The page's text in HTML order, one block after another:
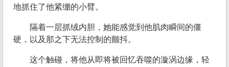
地抓住了他紧绷的小臂。
隔着一层抓绒内胆，她能感觉到他肌肉瞬间的僵
硬，以及那之下无法控制的颤抖。
这个触碰，将他从即将被回忆吞噬的漩涡边缘，轻